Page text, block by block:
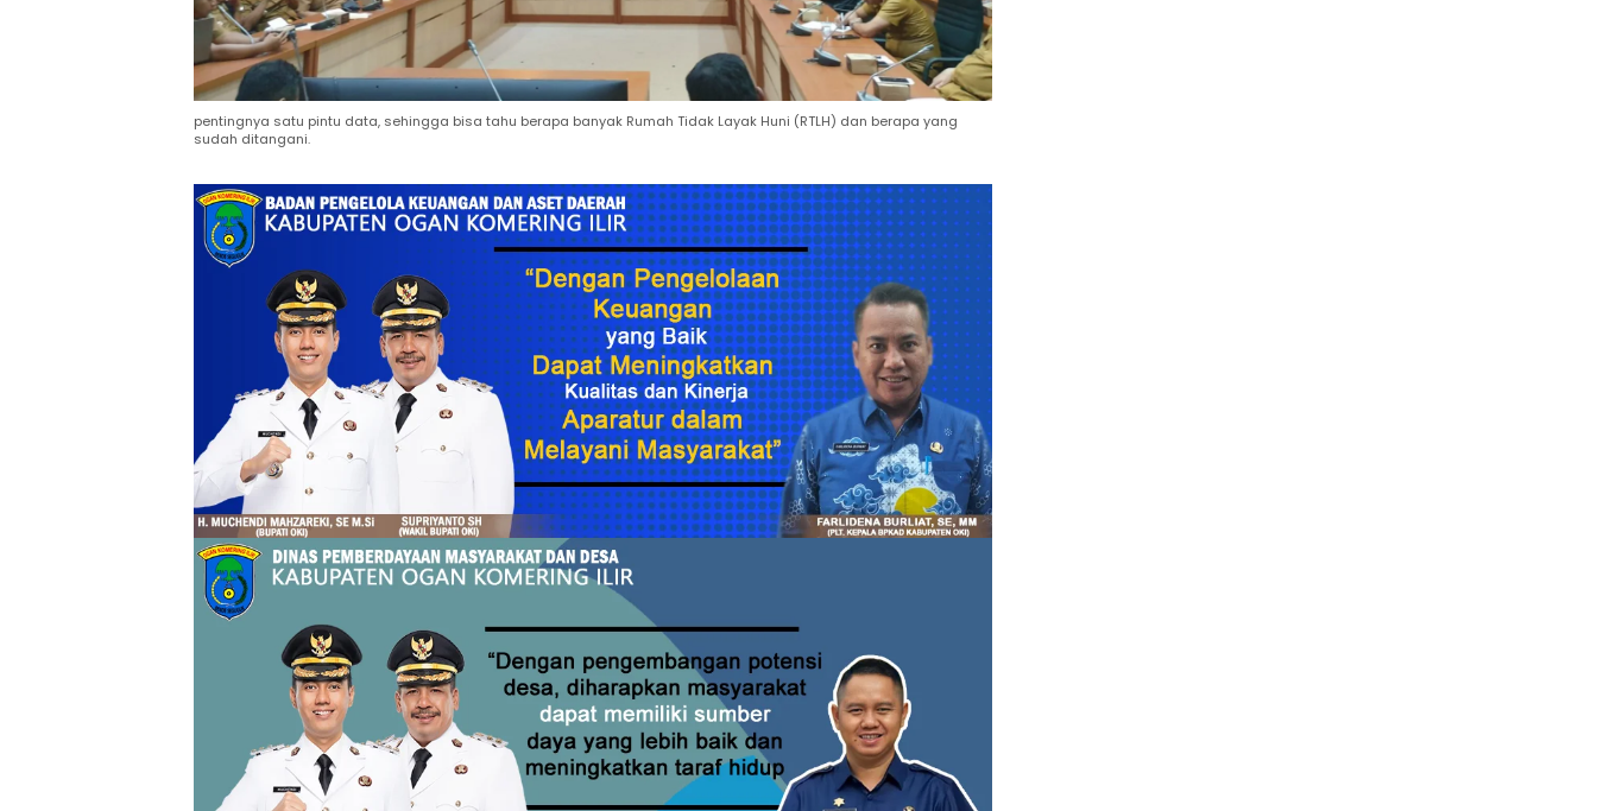
pentingnya satu pintu data, sehingga bisa tahu berapa banyak Rumah Tidak Layak Huni (RTLH) dan berapa yang
sudah ditangani.